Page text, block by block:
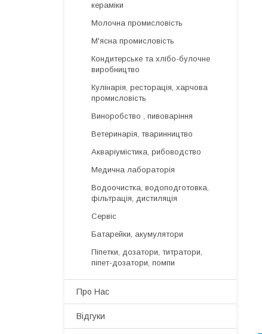
кераміки
Молочна промисловість
М'ясна промисловість
Кондитерське та хлібо-булочне
виробництво
Кулінарія, ресторація, харчова
промисловість
Виноробство , пивоваріння
Ветеринарія, тваринництво
Акваріумістика, рибоводство
Медична лабораторія
Водоочистка, водоподготовка,
фільтрація, дистиляція
Сервіс
Батарейки, акумулятори
Піпетки, дозатори, титратори,
піпет-дозатори, помпи
Про Нас
Відгуки